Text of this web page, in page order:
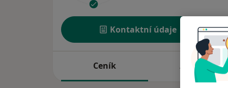
Kontaktní údaje
Ceník Adresy